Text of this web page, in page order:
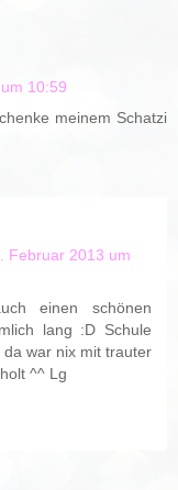
10:59
meinem Schatzi
Februar 2013 um
einen schönen
lang :D Schule
war nix mit trauter
^^ Lg